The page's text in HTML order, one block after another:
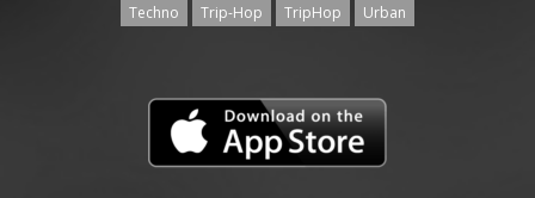
Techno
Trip-Hop TripHop Urban